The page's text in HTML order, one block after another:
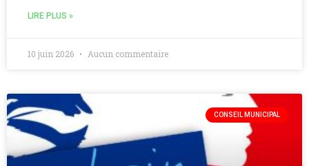
LIRE PLUS »
10 juin 2026 Aucun commentaire
CONSEIL MUNICIPAL